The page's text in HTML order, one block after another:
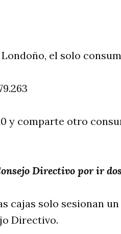
Londoño, el solo
y comparte otro
Directivo por ir
cajas solo sesionan
Directivo.